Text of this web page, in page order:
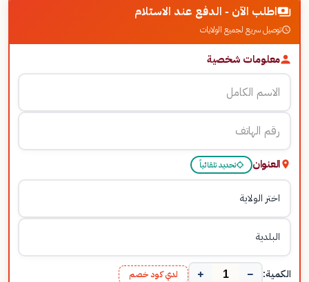
اطلب الآن - الدفع عند الاستلام
توصيل سريع لجميع الولايات
معلومات شخصية
العنوان تحديد تلقائياً
الكمية: −
+ لدي كود خصم